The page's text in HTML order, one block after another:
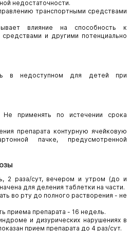
недостаточности.
транспортными средствами
влияние на способность к
и другими потенциально
в недоступном для детей при
применять по истечении срока
препарата контурную ячейковую
пачке, предусмотренной
2 раза/сут, вечером и утром (до и
для деления таблетки на части.
во рту до полного растворения - не
приема препарата - 16 недель.
и дизурических нарушениях в
прием препарата до 4 раз/сут.